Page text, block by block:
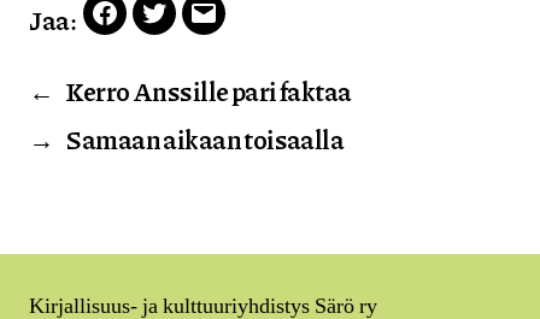
Jaa: Facebook
TwitterEmail
← Kerro Anssille pari faktaa
→ Samaan aikaan toisaalla
Kirjallisuus- ja kulttuuriyhdistys Särö ry